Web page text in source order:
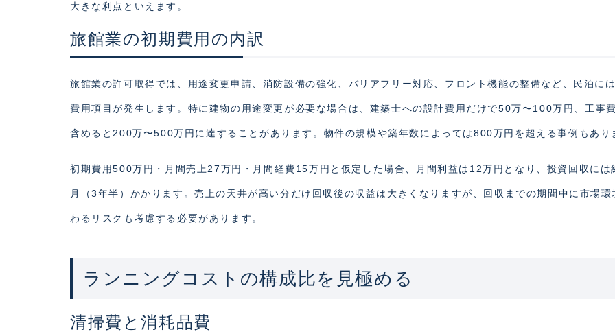
大きな利点といえます。
旅館業の初期費用の内訳
旅館業の許可取得では、用途変更申請、消防設備の強化、バリアフリー対応、フロント機能の整備など、民泊に
費用項目が発生します。特に建物の用途変更が必要な場合は、建築士への設計費用だけで50万〜100万円、工事
含めると200万〜500万円に達することがあります。物件の規模や築年数によっては800万円を超える事例もあり
初期費用500万円・月間売上27万円・月間経費15万円と仮定した場合、月間利益は12万円となり、投資回収には
月（3年半）かかります。売上の天井が高い分だけ回収後の収益は大きくなりますが、回収までの期間中に市場環
わるリスクも考慮する必要があります。
ランニングコストの構成比を見極める
清掃費と消耗品費